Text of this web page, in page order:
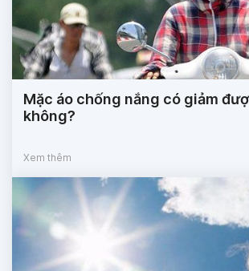
Mặc áo chống nắng có giảm
không?
Xem thêm